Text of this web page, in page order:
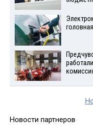
Новости партнеров